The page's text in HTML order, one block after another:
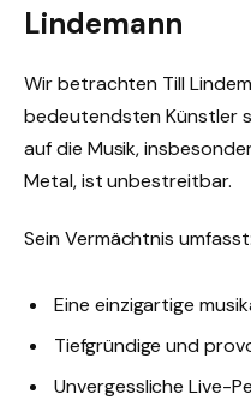
Lindemann
Wir betrachten Till
bedeutendsten Künstler
auf die Musik,
Metal, ist unbestreitbar.
Sein Vermächtnis umfasst:
Eine einzigartige
Tiefgründige und
Unvergessliche Live-